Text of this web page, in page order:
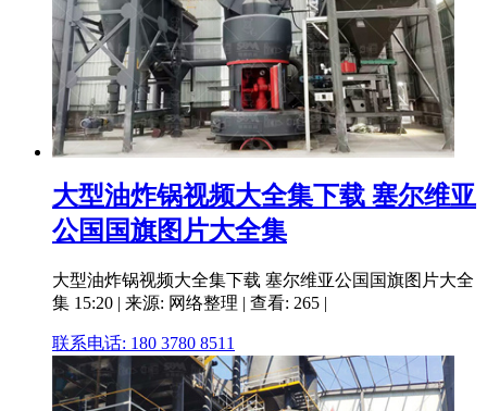
大型油炸锅视频大全集下载 塞尔维亚
公国国旗图片大全集
大型油炸锅视频大全集下载 塞尔维亚公国国旗图片大全
集 15:20 | 来源: 网络整理 | 查看: 265 |
联系电话: 180 3780 8511